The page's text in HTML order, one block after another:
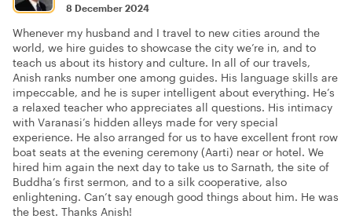
8 December 2024
Whenever my husband and I travel to new cities around the
world, we hire guides to showcase the city we’re in, and to
teach us about its history and culture. In all of our travels,
Anish ranks number one among guides. His language skills are
impeccable, and he is super intelligent about everything. He’s
a relaxed teacher who appreciates all questions. His intimacy
with Varanasi’s hidden alleys made for very special
experience. He also arranged for us to have excellent front row
boat seats at the evening ceremony (Aarti) near or hotel. We
hired him again the next day to take us to Sarnath, the site of
Buddha’s first sermon, and to a silk cooperative, also
enlightening. Can’t say enough good things about him. He was
the best. Thanks Anish!